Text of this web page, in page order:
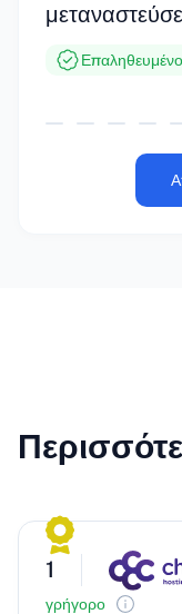
Επαληθευμένο
1
γρήγορο